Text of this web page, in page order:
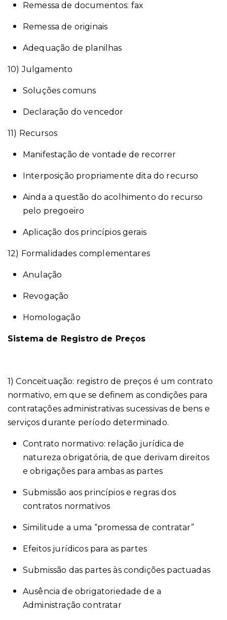
Remessa de documentos: fax
Remessa de originais
Adequação de planilhas
10) Julgamento
Soluções comuns
Declaração do vencedor
11) Recursos
Manifestação de vontade de recorrer
Interposição propriamente dita do recurso
Ainda a questão do acolhimento do recurso
pelo pregoeiro
Aplicação dos princípios gerais
12) Formalidades complementares
Anulação
Revogação
Homologação
Sistema de Registro de Preços
1) Conceituação: registro de preços é um contrato
normativo, em que se definem as condições para
contratações administrativas sucessivas de bens e
serviços durante período determinado.
Contrato normativo: relação jurídica de
natureza obrigatória, de que derivam direitos
e obrigações para ambas as partes
Submissão aos princípios e regras dos
contratos normativos
Similitude a uma “promessa de contratar”
Efeitos jurídicos para as partes
Submissão das partes às condições pactuadas
Ausência de obrigatoriedade de a
Administração contratar